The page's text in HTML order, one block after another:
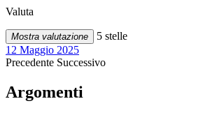
Valuta
Mostra valutazione
5 stelle
12 Maggio 2025
Precedente Successivo
Argomenti